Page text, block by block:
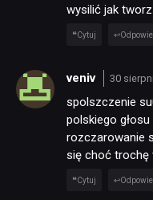
wysilić jak
Cytuj
veniv 30
spolszczenie
polskiego
rozczarowanie
się choć trochę
Cytuj